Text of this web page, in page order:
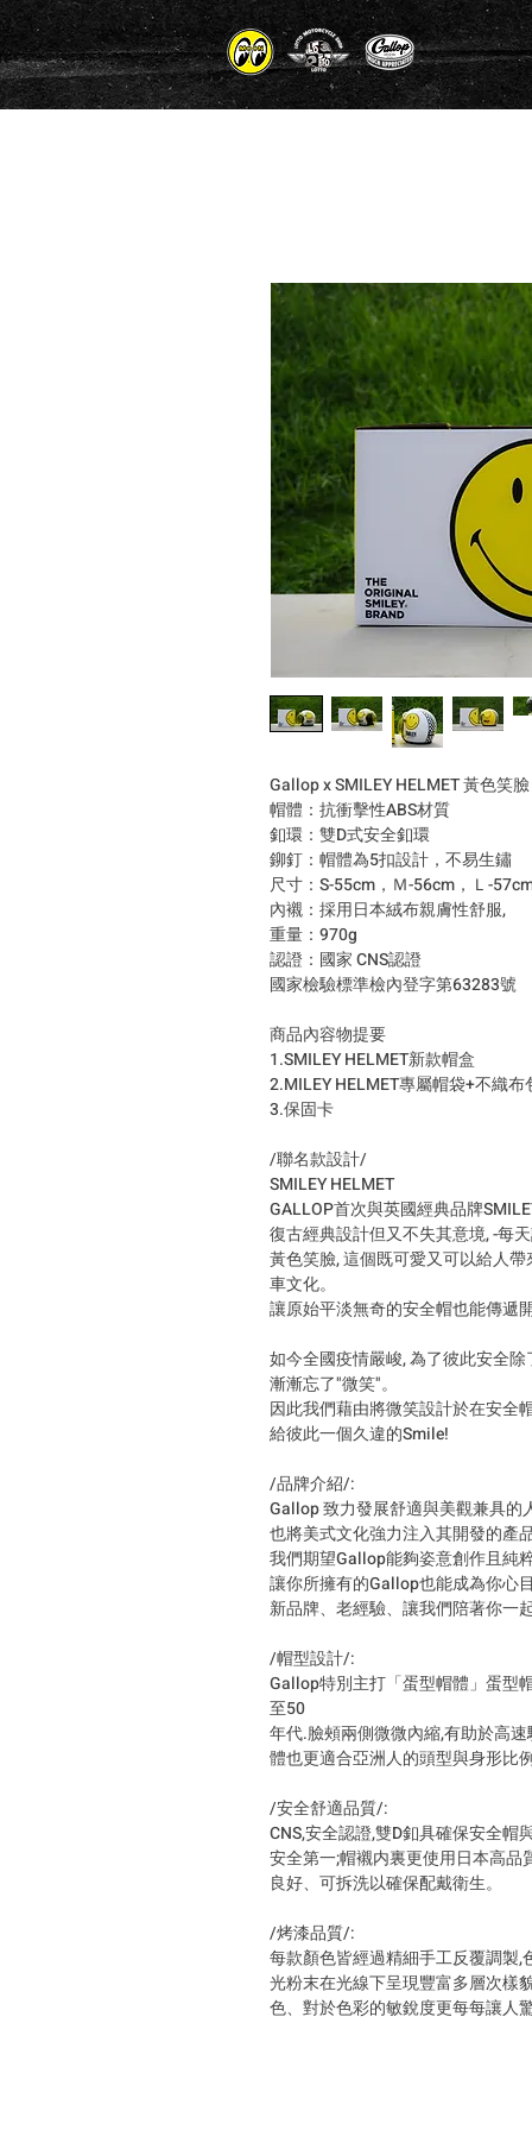
Gallop x SMILEY HELMET 黃色笑
帽體：抗衝擊性ABS材質
釦環：雙D式安全釦環
鉚釘：帽體為5扣設計，不易生鏽
尺寸：S-55cm，Ｍ-56cm，Ｌ-
內襯：採用日本絨布親膚性舒服,
重量：970g
認證：國家 CNS認證
國家檢驗標準檢內登字第63283號
商品內容物提要
1.SMILEY HELMET新款帽盒
2.MILEY HELMET專屬帽袋+不織布
3.保固卡
/聯名款設計/
SMILEY HELMET
GALLOP首次與英國經典品牌
復古經典設計但又不失其意境, -每
黃色笑臉, 這個既可愛又可以給人
車文化。
讓原始平淡無奇的安全帽也能傳遞
如今全國疫情嚴峻, 為了彼此安全
漸漸忘了"微笑"。
因此我們藉由將微笑設計於在安全
給彼此一個久違的Smile!
/品牌介紹/:
Gallop 致力發展舒適與美觀兼具的
也將美式文化強力注入其開發的產
我們期望Gallop能夠姿意創作且純
讓你所擁有的Gallop也能成為你心
新品牌、老經驗、讓我們陪著你一
/帽型設計/:
Gallop特別主打「蛋型帽體」蛋型
至50
年代.臉頰兩側微微內縮,有助於高
體也更適合亞洲人的頭型與身形比
/安全舒適品質/:
CNS,安全認證,雙D釦具確保安全帽
安全第一;帽襯内裏更使用日本高品
良好、可拆洗以確保配戴衛生。
/烤漆品質/:
每款顏色皆經過精細手工反覆調製,
光粉末在光線下呈現豐富多層次樣
色、對於色彩的敏銳度更每每讓人